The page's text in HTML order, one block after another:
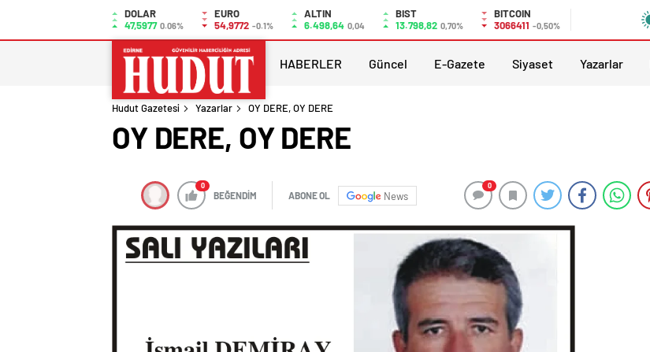
DOLAR
47,5977 0.06%
EURO
54,9772 -0.1%
ALTIN
6.498,64 0,04
BIST
13.798,82 0,70%
BITCOIN
3066411 -0,50%
HABERLER Güncel E-Gazete Siyaset Yazarlar
Hudut Gazetesi Yazarlar OY DERE, OY DERE
OY DERE, OY DERE
0
BEĞENDİM ABONE OL News
0